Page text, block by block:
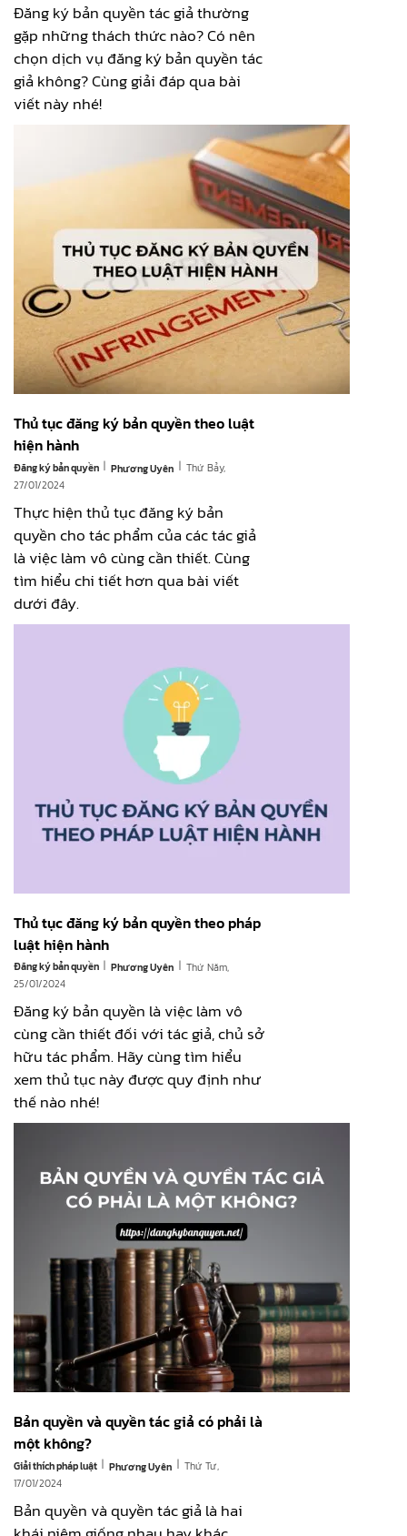
Đăng ký bản quyền tác giả thường
gặp những thách thức nào? Có nên
chọn dịch vụ đăng ký bản quyền tác
giả không? Cùng giải đáp qua bài
viết này nhé!
Thủ tục đăng ký bản quyền theo luật
hiện hành
Đăng ký bản quyền | Phương Uyên | Thứ Bảy,
27/01/2024
Thực hiện thủ tục đăng ký bản
quyền cho tác phẩm của các tác giả
là việc làm vô cùng cần thiết. Cùng
tìm hiểu chi tiết hơn qua bài viết
dưới đây.
Thủ tục đăng ký bản quyền theo pháp
luật hiện hành
Đăng ký bản quyền | Phương Uyên | Thứ Năm,
25/01/2024
Đăng ký bản quyền là việc làm vô
cùng cần thiết đối với tác giả, chủ sở
hữu tác phẩm. Hãy cùng tìm hiểu
xem thủ tục này được quy định như
thế nào nhé!
Bản quyền và quyền tác giả có phải là
một không?
Giải thích pháp luật | Phương Uyên | Thứ Tư,
17/01/2024
Bản quyền và quyền tác giả là hai